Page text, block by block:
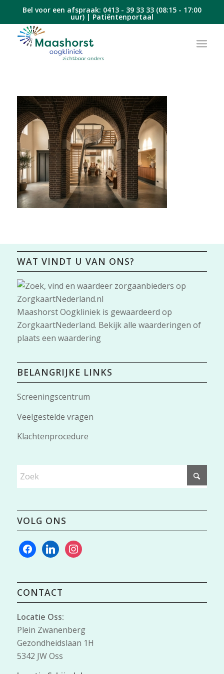
Bel voor een afspraak: 0413 - 39 33 33(08:15 - 17:00
uur) | Patiëntenportaal
WAT VINDT U VAN ONS?
Maashorst Oogkliniekis gewaardeerd op
ZorgkaartNederland. Bekijk alle waarderingen of
plaats een waardering
BELANGRIJKE LINKS
Screeningscentrum
Veelgestelde vragen
Klachtenprocedure
VOLG ONS
facebooklinkedininstagram
CONTACT
Locatie Oss:
Plein Zwanenberg
Gezondheidslaan 1H
5342 JW Oss